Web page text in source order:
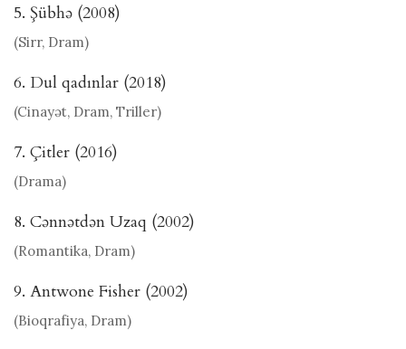
5. Şübhə (2008)
(Sirr, Dram)
6. Dul qadınlar (2018)
(Cinayət, Dram, Triller)
7. Çitler (2016)
(Drama)
8. Cənnətdən Uzaq (2002)
(Romantika, Dram)
9. Antwone Fisher (2002)
(Bioqrafiya, Dram)